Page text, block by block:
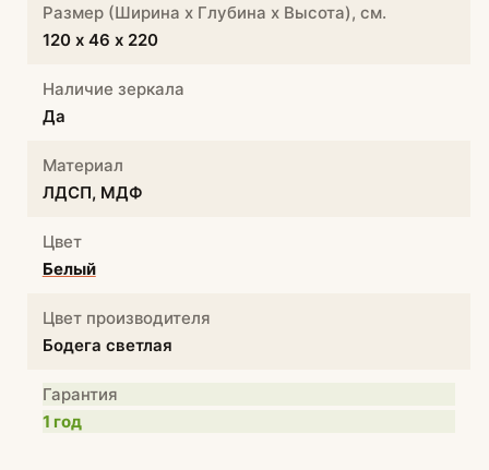
Размер (Ширина х Глубина х Высота), см.
120 х 46 х 220
Наличие зеркала
Да
Материал
ЛДСП, МДФ
Цвет
Белый
Цвет производителя
Бодега светлая
Гарантия
1 год